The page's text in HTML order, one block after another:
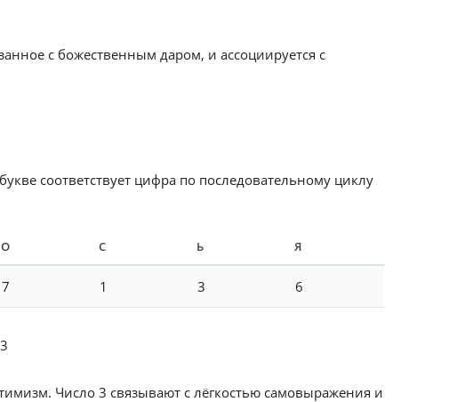
с божественным даром, и ассоциируется с
соответствует цифра по последовательному циклу
О С Ь Я
7 1 3 6
Число 3 связывают с лёгкостью самовыражения и